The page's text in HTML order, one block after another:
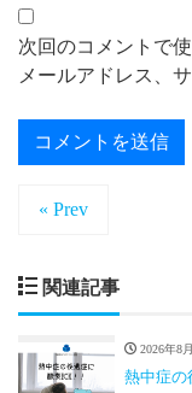
次回のコメントで
メールアドレス、
« Prev
関連記事
2026年8
熱中症の